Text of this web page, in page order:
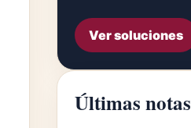
Ver soluciones
Últimas notas